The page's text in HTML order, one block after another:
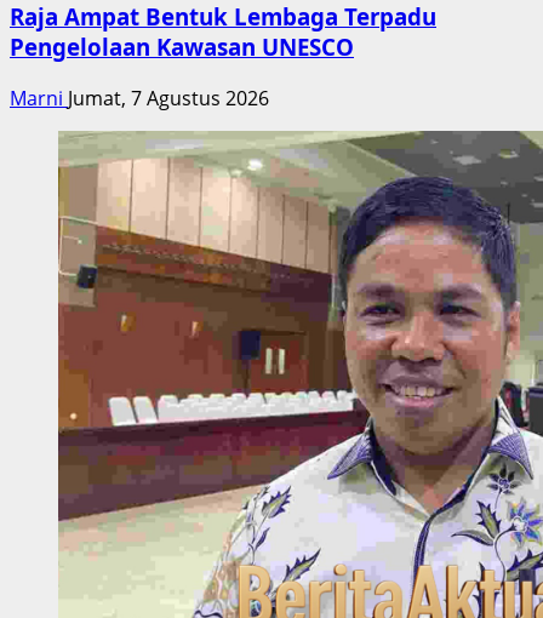
Raja Ampat Bentuk Lembaga Terpadu
Pengelolaan Kawasan UNESCO
Marni Jumat, 7 Agustus 2026